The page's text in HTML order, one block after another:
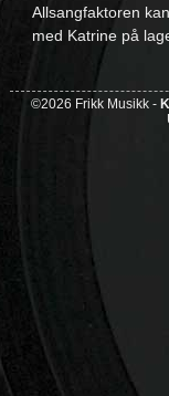
Allsangfaktoren
med Katrine på
©2026 Frikk Musikk -